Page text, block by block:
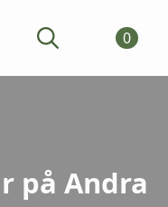
0
på Andra